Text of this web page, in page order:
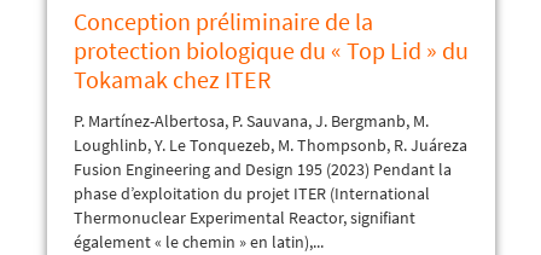
Conception préliminaire de la
protection biologique du « Top Lid » du
Tokamak chez ITER
P. Martínez-Albertosa, P. Sauvana, J. Bergmanb, M.
Loughlinb, Y. Le Tonquezeb, M. Thompsonb, R. Juáreza
Fusion Engineering and Design 195 (2023) Pendant la
phase d’exploitation du projet ITER (International
Thermonuclear Experimental Reactor, signifiant
également « le chemin » en latin),...